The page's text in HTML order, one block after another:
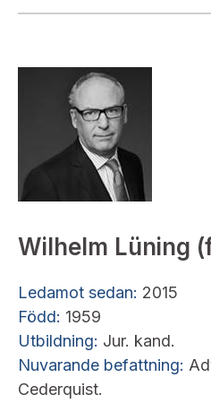
Wilhelm Lüning
Ledamot sedan: 2015
Född: 1959
Utbildning: Jur. kand.
Nuvarande befattning:
Cederquist.